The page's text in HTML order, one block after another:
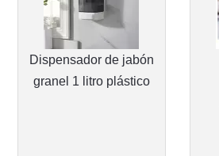
Dispensador de jabón
granel 1 litro plástico